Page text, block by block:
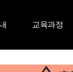
교육과정